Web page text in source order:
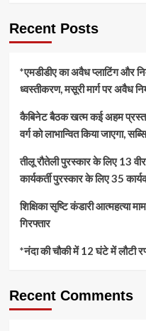
Recent Posts
*एमडीडीए का अवैध प्लाटिंग और
ध्वस्तीकरण, मसूरी मार्ग पर अवैध
कैबिनेट बैठक खत्म कई अहम
वर्ग को लाभान्वित किया जाएगा,
तीलू रौतेली पुरस्कार के लिए 13
कार्यकर्ती पुरस्कार के लिए 35
शिक्षिका सृष्टि कंडारी आत्महत्या
गिरफ्तार
*नंदा की चौकी में 12 घंटे में लौटी
Recent Comments